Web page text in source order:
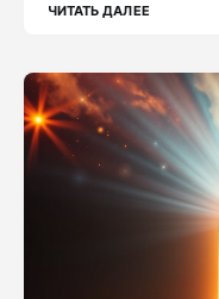
ЧИТАТЬ ДАЛЕЕ